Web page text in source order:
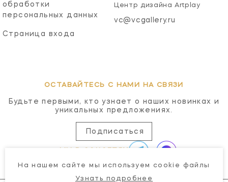
обработки
персональных данных
Страница входа
Центр дизайна Artplay
vc@vcgallery.ru
ОСТАВАЙТЕСЬ С НАМИ НА СВЯЗИ
Будьте первыми, кто узнает о наших новинках и
уникальных предложениях.
Подписаться
На нашем сайте мы используем cookie файлы
Узнать подробнее